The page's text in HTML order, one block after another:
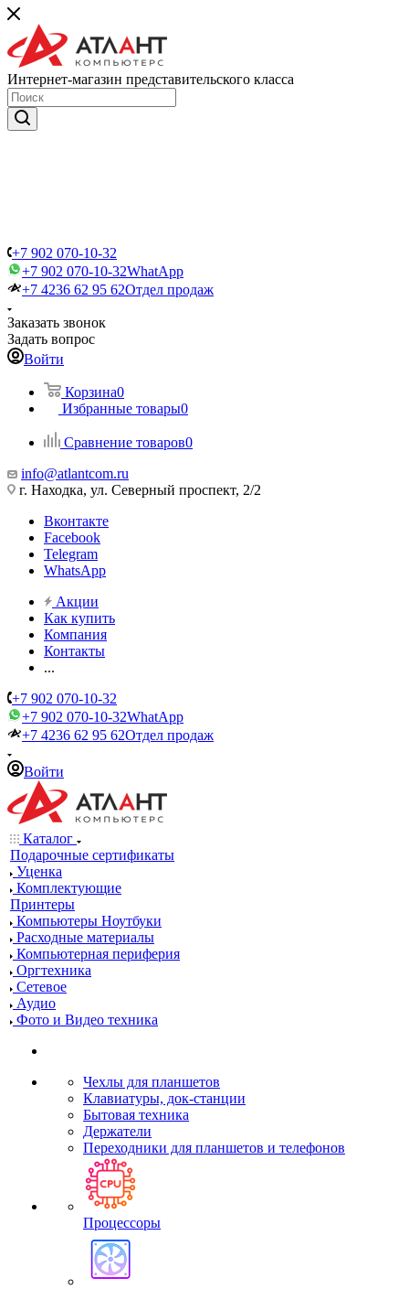
Интернет-магазин представительского класса
+7 902 070-10-32
+7 902 070-10-32WhatApp
+7 4236 62 95 62Отдел продаж
Заказать звонок
Задать вопрос
Войти
Корзина0
Избранные товары0
Сравнение товаров0
info@atlantcom.ru
г. Находка, ул. Северный проспект, 2/2
Вконтакте
Facebook
Telegram
WhatsApp
Акции
Как купить
Компания
Контакты
...
+7 902 070-10-32
+7 902 070-10-32WhatApp
+7 4236 62 95 62Отдел продаж
Войти
Каталог
Подарочные сертификаты
Уценка
Комплектующие
Принтеры
Компьютеры Ноутбуки
Расходные материалы
Компьютерная периферия
Оргтехника
Сетевое
Аудио
Фото и Видео техника
Чехлы для планшетов
Клавиатуры, док-станции
Бытовая техника
Держатели
Переходники для планшетов и телефонов
Процессоры